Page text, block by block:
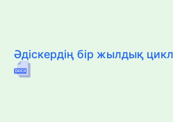
Әдіскердің бір жылдық